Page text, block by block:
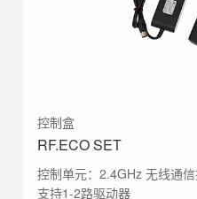
控制盒
RF.ECO SET
控制单元：2.4GHz 无线通
支持1-2路驱动器